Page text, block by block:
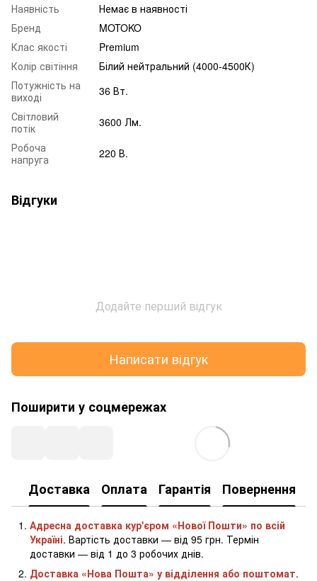
Наявність
Немає в наявності
Бренд
MOTOKO
Клас якості
Premium
Колір світіння
Білий нейтральний (4000-4500К)
Потужність на
виході
36 Вт.
Світловий
потік
3600 Лм.
Робоча
напруга
220 В.
Відгуки
Додайте перший відгук
Написати відгук
Поширити у соцмережах
Доставка Оплата Гарантія Повернення
Адресна доставка кур'єром «Нової Пошти» по всій
Україні. Вартість доставки — від 95 грн. Термін
доставки — від 1 до 3 робочих днів.
Доставка «Нова Пошта» у відділення або поштомат.